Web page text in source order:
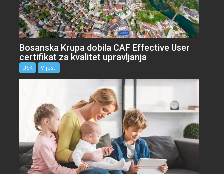
Bosanska Krupa dobila CAF Effective User
certifikat za kvalitet upravljanja
USK Vijesti